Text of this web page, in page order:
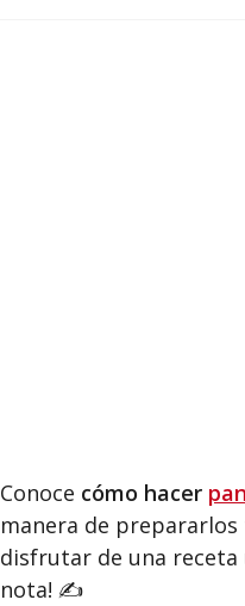
Conoce cómo hacer
manera de
disfrutar de una receta
nota! ✍